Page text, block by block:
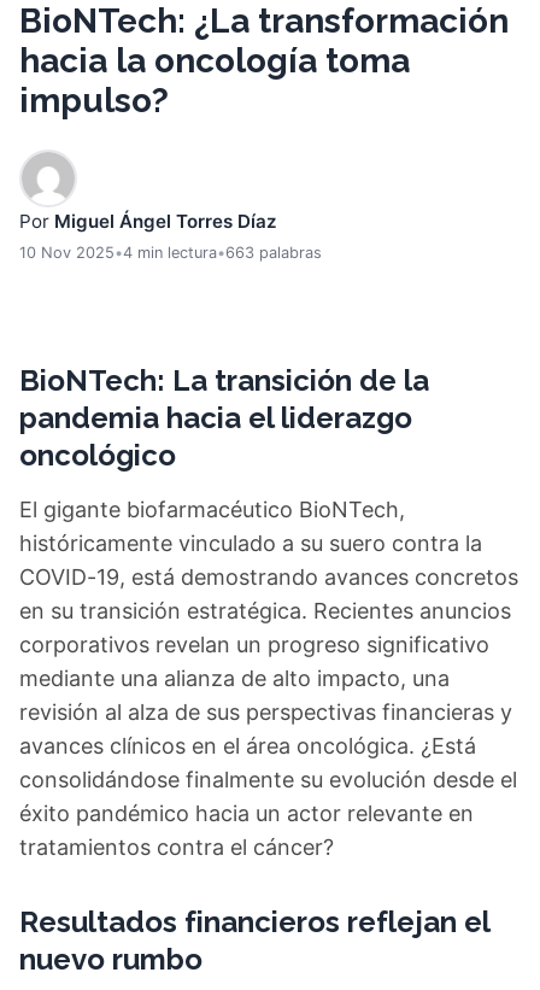
BioNTech: ¿La transformación
hacia la oncología toma
impulso?
Por Miguel Ángel Torres Díaz
10 Nov 2025•4 min lectura•663 palabras
BioNTech: La transición de la
pandemia hacia el liderazgo
oncológico
El gigante biofarmacéutico BioNTech,
históricamente vinculado a su suero contra la
COVID-19, está demostrando avances concretos
en su transición estratégica. Recientes anuncios
corporativos revelan un progreso significativo
mediante una alianza de alto impacto, una
revisión al alza de sus perspectivas financieras y
avances clínicos en el área oncológica. ¿Está
consolidándose finalmente su evolución desde el
éxito pandémico hacia un actor relevante en
tratamientos contra el cáncer?
Resultados financieros reflejan el
nuevo rumbo